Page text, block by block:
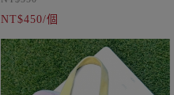
（Ｏ）
✦ 不可接觸酒精等揮發性液體（Ｘ）
NT$450/個